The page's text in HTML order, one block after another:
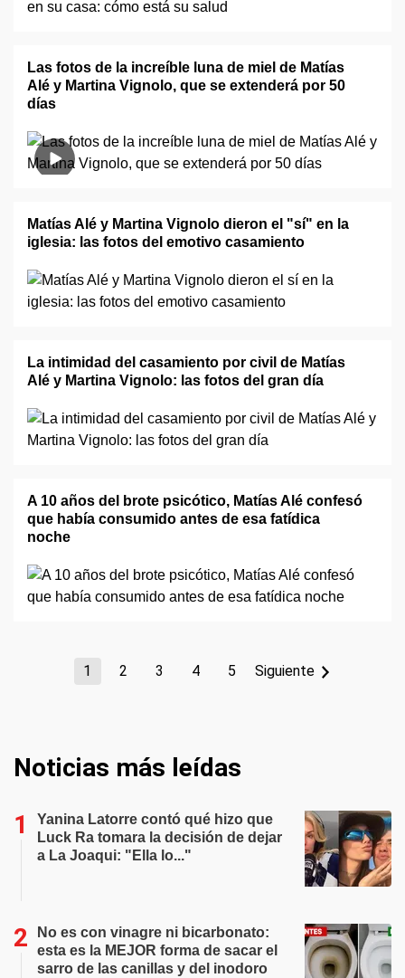
Las fotos de la increíble luna de miel de Matías
Alé y Martina Vignolo, que se extenderá por 50
días
Matías Alé y Martina Vignolo dieron el "sí" en la
iglesia: las fotos del emotivo casamiento
La intimidad del casamiento por civil de Matías
Alé y Martina Vignolo: las fotos del gran día
A 10 años del brote psicótico, Matías Alé confesó
que había consumido antes de esa fatídica
noche
1 2 3 4 5 Siguiente
Noticias más leídas
Yanina Latorre contó qué hizo que
Luck Ra tomara la decisión de dejar
a La Joaqui: "Ella lo..."
No es con vinagre ni bicarbonato:
esta es la MEJOR forma de sacar el
sarro de las canillas y del inodoro